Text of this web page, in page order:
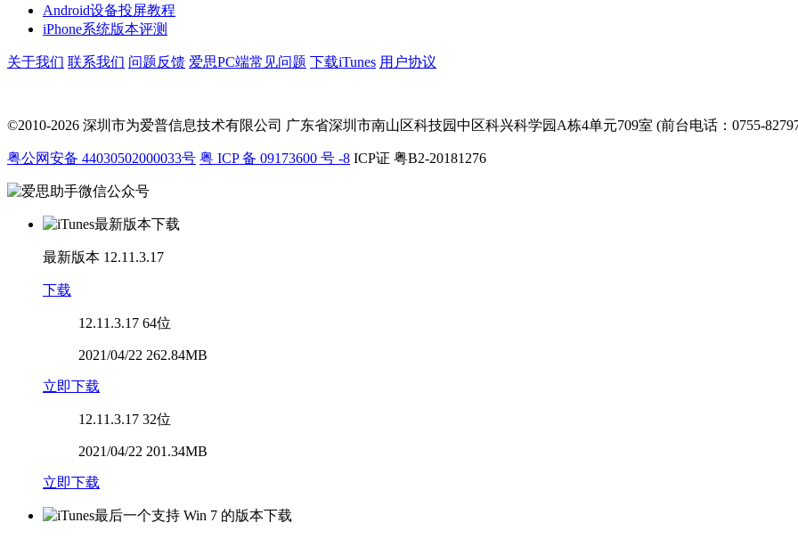
Android设备投屏教程
iPhone系统版本评测
关于我们 联系我们 问题反馈 爱思PC端常见问题 下载iTunes 用户协议
©2010-2026 深圳市为爱普信息技术有限公司 广东省深圳市南山区科技园中区科兴科学园A栋4单元709室 (前台电话：0755-
粤公网安备 44030502000033号 粤 ICP 备 09173600 号 -8 ICP证 粤B2-20181276
最新版本 12.11.3.17
下载
12.11.3.17 64位
2021/04/22 262.84MB
立即下载
12.11.3.17 32位
2021/04/22 201.34MB
立即下载